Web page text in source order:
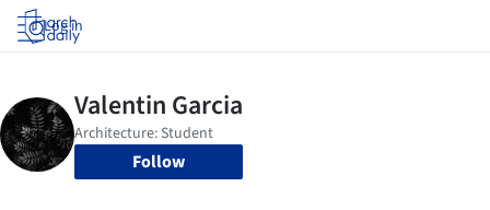
Log in
Follow